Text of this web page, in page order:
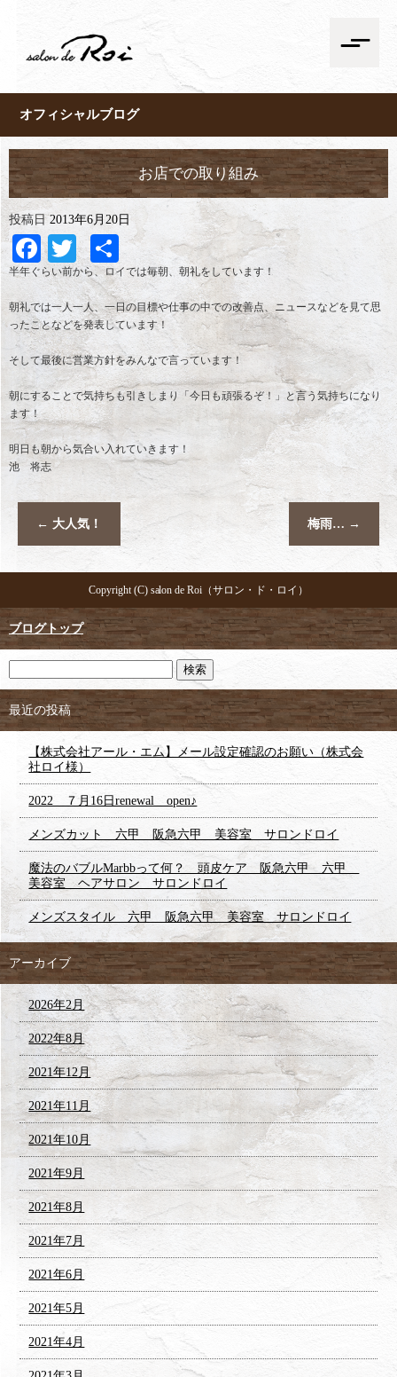
オフィシャルブログ
お店での取り組み
投稿日 2013年6月20日
Facebook
Twitter
共
有
半年ぐらい前から、ロイでは毎朝、朝礼をしています！
朝礼では一人一人、一日の目標や仕事の中での改善点、ニュースなどを見て思
ったことなどを発表しています！
そして最後に営業方針をみんなで言っています！
朝にすることで気持ちも引きしまり「今日も頑張るぞ！」と言う気持ちになり
ます！
明日も朝から気合い入れていきます！
池 将志
← 大人気！ 梅雨… →
Copyright (C) salon de Roi（サロン・ド・ロイ）
ブログトップ
最近の投稿
【株式会社アール・エム】メール設定確認のお願い（株式会
社ロイ様）
2022 ７月16日renewal open♪
メンズカット 六甲 阪急六甲 美容室 サロンドロイ
魔法のバブルMarbbって何？ 頭皮ケア 阪急六甲 六甲
美容室 ヘアサロン サロンドロイ
メンズスタイル 六甲 阪急六甲 美容室 サロンドロイ
アーカイブ
2026年2月
2022年8月
2021年12月
2021年11月
2021年10月
2021年9月
2021年8月
2021年7月
2021年6月
2021年5月
2021年4月